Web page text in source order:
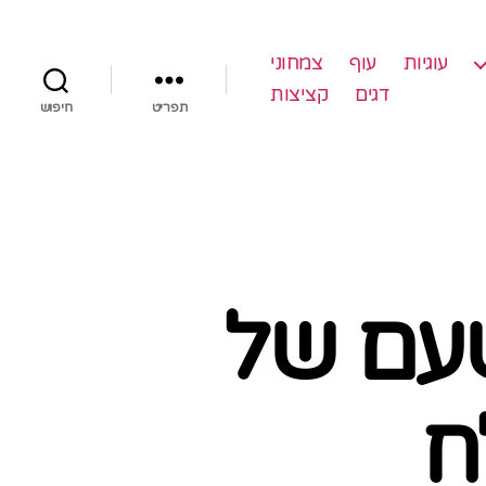
עוגיות עוף
צמחוני
דגים
קציצות
תפריט חיפוש
של